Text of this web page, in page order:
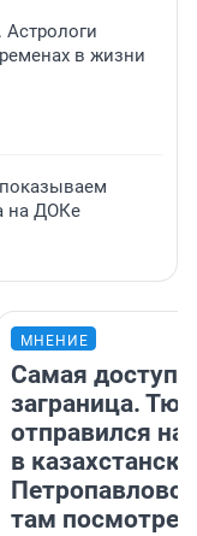
в жизни
на ДОКе
МНЕНИЕ
Самая
заграница.
отправился
в
там